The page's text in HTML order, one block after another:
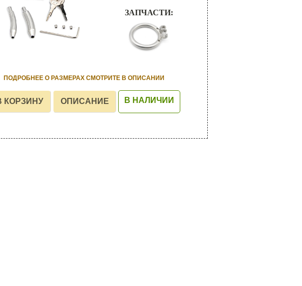
ЗАПЧАСТИ:
ПОДРОБНЕЕ О РАЗМЕРАХ СМОТРИТЕ В ОПИСАНИИ
В НАЛИЧИИ